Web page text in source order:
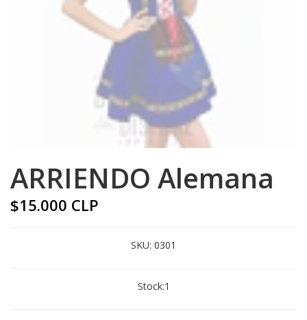
ARRIENDO Alemana
$15.000 CLP
SKU: 0301
Stock:1